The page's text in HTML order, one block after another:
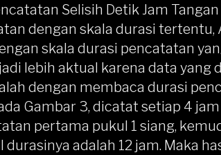
Selisih Detik Jam
dengan skala durasi tertentu,
skala durasi pencatatan
lebih aktual karena data yang
dengan membaca durasi
Gambar 3, dicatat setiap 4
pertama pukul 1 siang,
adalah 12 jam. Maka